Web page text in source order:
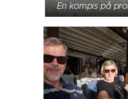
En kompis på